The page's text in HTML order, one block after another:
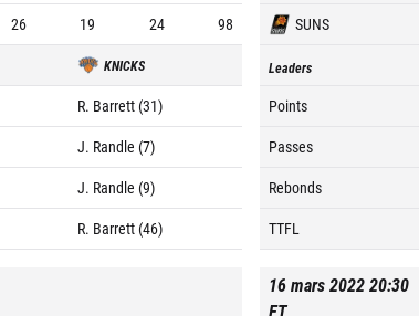
26 19 24 98
KNICKS
R. Barrett (31)
J. Randle (7)
J. Randle (9)
R. Barrett (46)
SUNS
Leaders
Points
Passes
Rebonds
TTFL
16 mars 2022 20:30
ET